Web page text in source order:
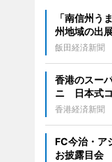
「南信州
州地域の出
飯田経済新聞
香港のスー
ニ 日本式
香港経済新聞
FC今治・ア
お披露目会